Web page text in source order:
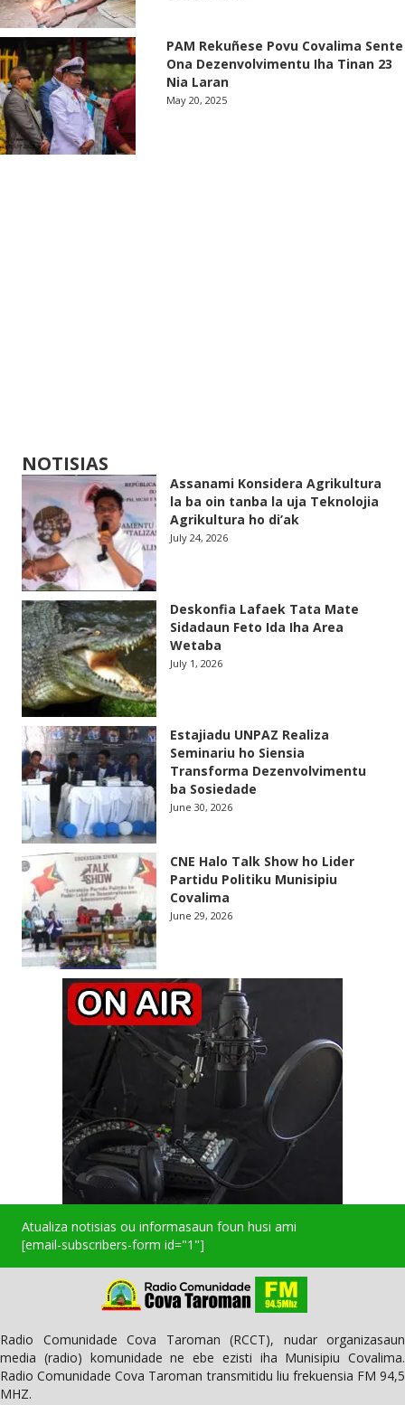
PAM Rekuñese Povu Covalima Sente
Ona Dezenvolvimentu Iha Tinan 23
Nia Laran
May 20, 2025
NOTISIAS
Assanami Konsidera Agrikultura
la ba oin tanba la uja Teknolojia
Agrikultura ho di’ak
July 24, 2026
Deskonfia Lafaek Tata Mate
Sidadaun Feto Ida Iha Area
Wetaba
July 1, 2026
Estajiadu UNPAZ Realiza
Seminariu ho Siensia
Transforma Dezenvolvimentu
ba Sosiedade
June 30, 2026
CNE Halo Talk Show ho Lider
Partidu Politiku Munisipiu
Covalima
June 29, 2026
Atualiza notisias ou informasaun foun husi ami
[email-subscribers-form id="1"]
Radio Comunidade Cova Taroman (RCCT), nudar organizasaun
media (radio) komunidade ne ebe ezisti iha Munisipiu Covalima.
Radio Comunidade Cova Taroman transmitidu liu frekuensia FM 94,5
MHZ.